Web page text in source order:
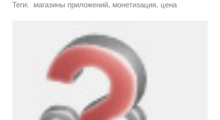
Теги: магазины приложений, монетизация, цена